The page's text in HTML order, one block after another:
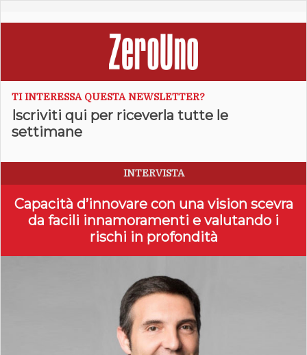
TI INTERESSA QUESTA NEWSLETTER?
Iscriviti qui per riceverla tutte le
settimane
INTERVISTA
Capacità d’innovare con una vision scevra
da facili innamoramenti e valutando i
rischi in profondità